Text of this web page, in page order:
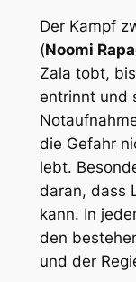
Der Kampf
(Noomi
Zala tobt,
entrinnt und
die Gefahr
lebt.
daran, dass
kann. In
den
und der